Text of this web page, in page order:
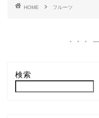
HOME フルーツ
検索